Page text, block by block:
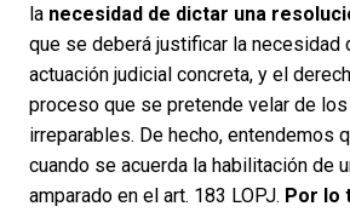
la necesidad de dictar una
que se deberá justificar la necesidad
actuación judicial concreta, y el
proceso que se pretende velar de
irreparables. De hecho, entendemos
cuando se acuerda la habilitación de
amparado en el art. 183 LOPJ. Por lo